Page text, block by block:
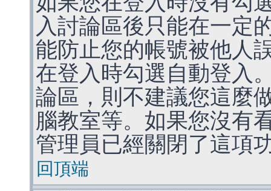
入討論區後只能在一定
能防止您的帳號被他人
在登入時勾選自動登入
論區，則不建議您這麼
腦教室等。如果您沒有
管理員已經關閉了這項
回頂端